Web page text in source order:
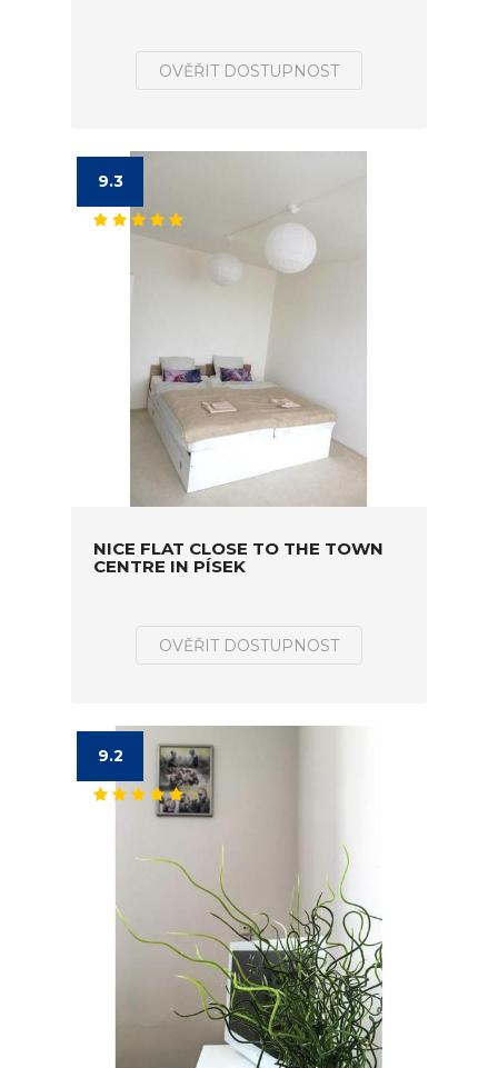
OVĚŘIT DOSTUPNOST
9.3
NICE FLAT CLOSE TO THE TOWN
CENTRE IN PÍSEK
OVĚŘIT DOSTUPNOST
9.2